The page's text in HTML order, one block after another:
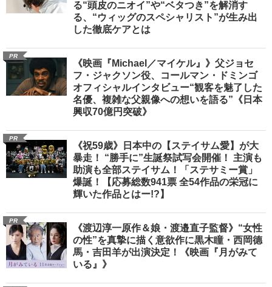
る“頭皮のニオイ”や“ベタつき”を解消す
る、“ウィッグのスペシャリスト”が生み出
した徹底ケアとは
PR
《映画『Michael／マイケル』》父ジョセ
フ・ジャクソン役、コールマン・ドミンゴ
オフィシャルインタビュー“観客を魅了した
名優、複雑な父親像への想いを語る”《日本
興収70億円突破》
PR
《祝59歳》日本中の【ステイサム愛】が大
暴走！ “勝手に”生誕祭試写会開催！ 主演も
助演も全部ステイサム！「ステサミー賞」
爆誕！【応募総数941票 全54作品の栄冠に
輝いた作品とはー!?】
PR
《渡辺淳一原作＆娘・渡邉直子監督》“女性
の性”を真摯に描く意欲作に黒木瞳・西岡德
馬・吉田羊が出演決定！《映画『月がみて
いる』》